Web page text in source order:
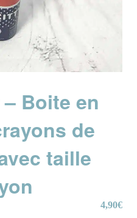
Boite en
de
taille
4,90€